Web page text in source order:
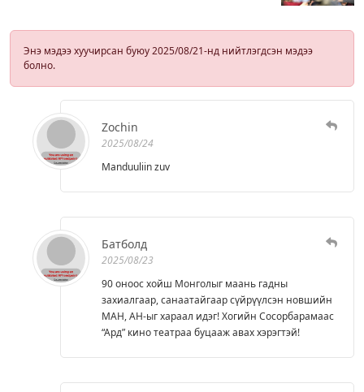
Энэ мэдээ хуучирсан буюу 2025/08/21-нд нийтлэгдсэн мэдээ
болно.
Zochin
2025/08/24
Manduuliin zuv
Батболд
2025/08/23
90 оноос хойш Монголыг маань гадны
захиалгаар, санаатайгаар сүйрүүлсэн новшийн
МАН, АН-ыг хараал идэг! Хогийн Сосорбарамаас
“Ард” кино театраа буцааж авах хэрэгтэй!